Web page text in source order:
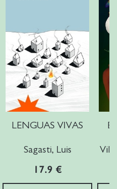
LENGUAS VIVAS
Sagasti, Luis
17.9 €